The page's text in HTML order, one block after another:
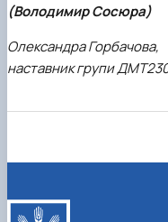
(Володимир Сосюра)
Олександра Горбачова,
наставник групи